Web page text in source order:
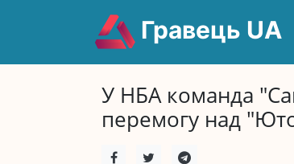
Гравець UA
У НБА команда
перемогу над